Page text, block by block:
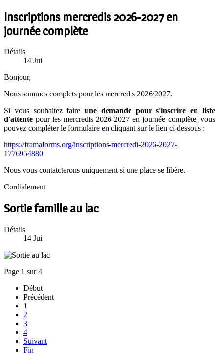
Inscriptions mercredis 2026-2027 en
journée complète
Détails
14 Jui
Bonjour,
Nous sommes complets pour les mercredis 2026/2027.
Si vous souhaitez faireune demande pour s'inscrire en liste
d'attente pour les mercredis 2026-2027 en journée complète, vous
pouvez compléter le formulaire en cliquant sur le lien ci-dessous :
https://framaforms.org/inscriptions-mercredi-2026-2027-
1776954880
Nous vous contatcterons uniquement si une place se libère.
Cordialement
Sortie famille au lac
Détails
14 Jui
Page 1 sur 4
Début
Précédent
1
2
3
4
Suivant
Fin